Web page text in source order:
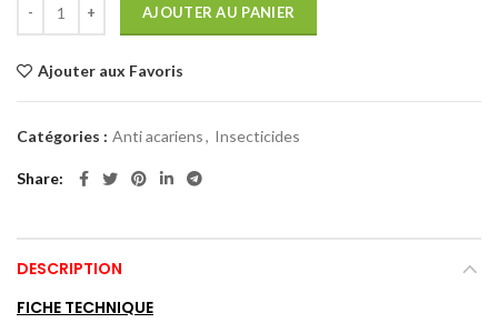
AJOUTER AU PANIER
Ajouter aux Favoris
Catégories : Anti acariens, Insecticides
Share
DESCRIPTION
FICHE TECHNIQUE